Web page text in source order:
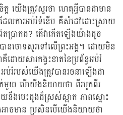
ត យើងត្រូវសួរថា ហេតុអ្វីបានជាមាន
ែលការអប់រំទំនើប គឺសំដៅដោះស្រាយ
តប្រាកដ? តើវាកើតឡើងយ៉ាងដូច
ានចោទសួរទៅលើព្រះអង្គ។ ដោយមិន
គឺដោយសារកង្វះខាតនៃប្រព័ន្ធអប់រំ
ប់រំរបស់យើងត្រូវបានរចនាឡើងជា
ក់មួយ បើយើងនិយាយថា ពីរបូកពីរ
នឹងបេះដូងដ៏ស្រស់ស្អាត ភាពស្មោះ
ចមាន ប្រសិនបើយើងនិយាយថា